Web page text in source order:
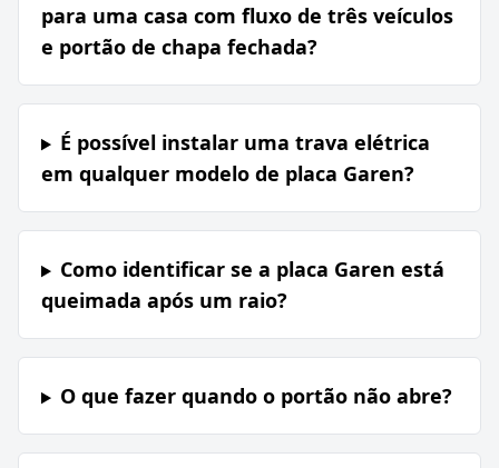
para uma casa com fluxo de três veículos
e portão de chapa fechada?
É possível instalar uma trava elétrica
em qualquer modelo de placa Garen?
Como identificar se a placa Garen está
queimada após um raio?
O que fazer quando o portão não abre?